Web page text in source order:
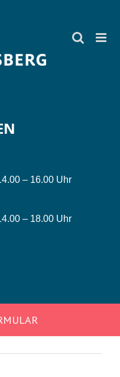
– 16.00 Uhr
– 18.00 Uhr